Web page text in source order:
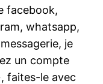
facebook,
whatsapp,
je
un compte
faites-le avec